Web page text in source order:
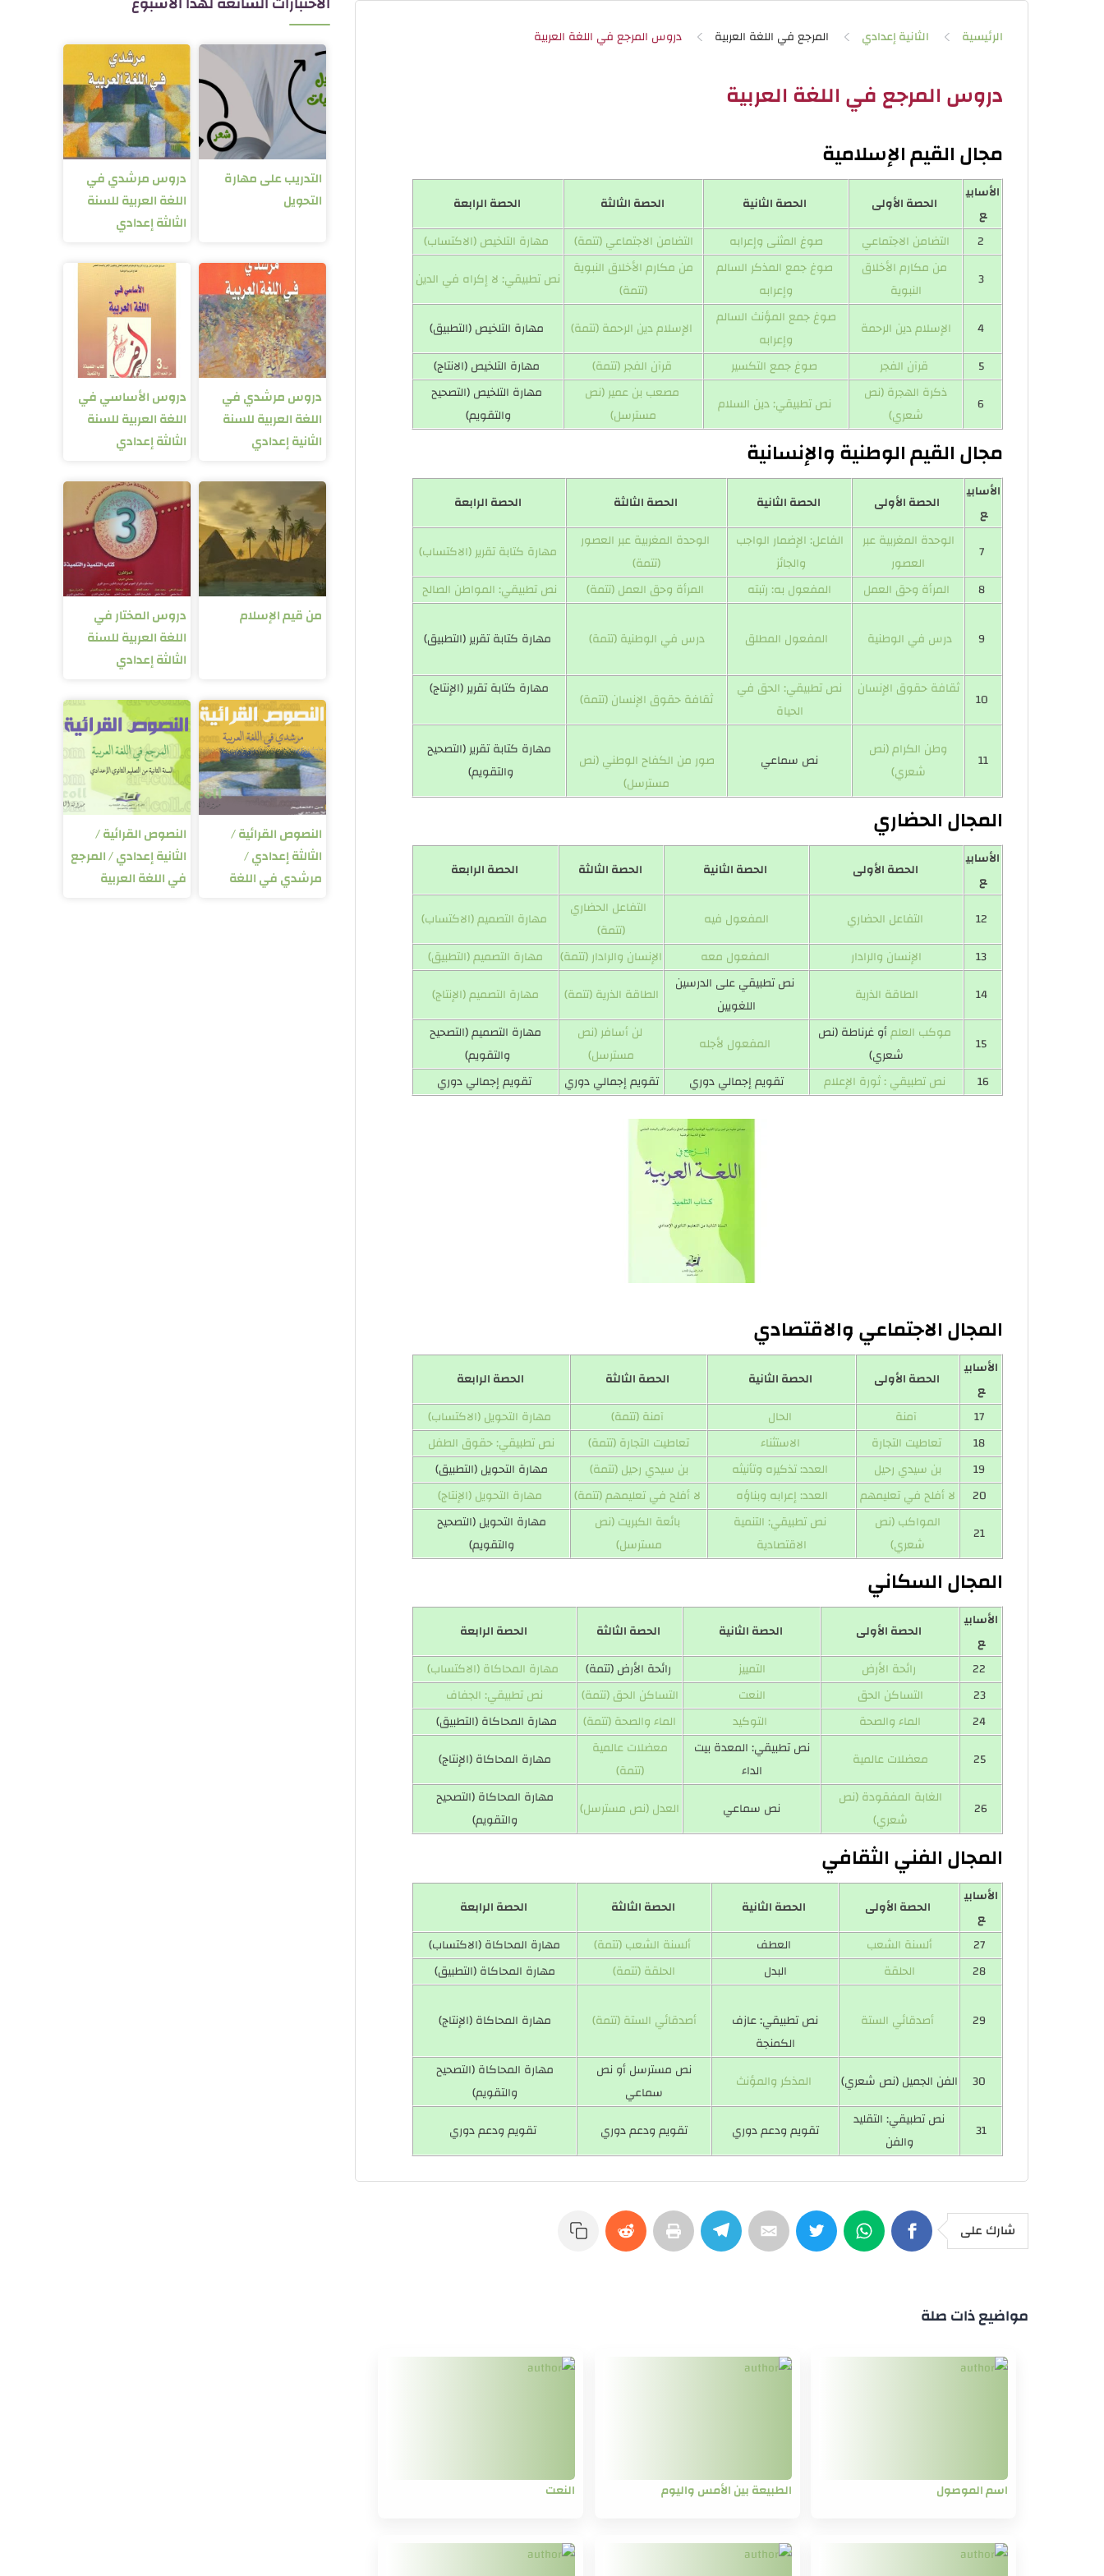
الرئيسية الثانية إعدادي المرجع في اللغة العربية
دروس المرجع في اللغة العربية
مجال القيم الإسلامية
الأسابي
ع
الحصة الأولى الحصة الثانية الحصة الثالثة
الحصة الرابعة
التضامن الاجتماعي صوغ المثنى وإعرابه التضامن الاجتماعي (تتمة)
مهارة التلخيص (الاكتساب)
3
من مكارم الأخلاق
النبوية
صوغ جمع المذكر السالم
وإعرابه
من مكارم الأخلاق النبوية
(تتمة)
نص تطبيقي: لا إكراه في الدين
الإسلام دين الرحمة
صوغ جمع المؤنث السالم
وإعرابه
الإسلام دين الرحمة (تتمة)
مهارة التلخيص (التطبيق)
5
قرآن الفجر صوغ جمع التكسير قرآن الفجر (تتمة)
مهارة التلخيص (الانتاج)
ذكرة الهجرة (نص
شعري)
نص تطبيقي: دين السلام
مصعب بن عمير (نص
مسترسل)
مهارة التلخيص (التصحيح
والتقويم)
مجال القيم الوطنية والإنسانية
الأسابي
ع
الحصة الأولى الحصة الثانية الحصة الثالثة الحصة الرابعة
الوحدة المغربية عبر
العصور
الفاعل: الإضمار الواجب
والجائز
الوحدة المغربية عبر العصور
(تتمة)
مهارة كتابة تقرير (الاكتساب)
المرأة وحق العمل المفعول به: رتبته المرأة وحق العمل (تتمة) نص تطبيقي: المواطن الصالح
درس في الوطنية المفعول المطلق درس في الوطنية (تتمة) مهارة كتابة تقرير (التطبيق)
ثقافة حقوق الإنسان
نص تطبيقي: الحق في
الحياة
ثقافة حقوق الإنسان (تتمة)
مهارة كتابة تقرير (الإنتاج)
11
وطن الكرام (نص
شعري)
نص سماعي
صور من الكفاح الوطني (نص
مسترسل)
مهارة كتابة تقرير (التصحيح
والتقويم)
المجال الحضاري
الأسابي
ع
الحصة الأولى الحصة الثانية الحصة الثالثة الحصة الرابعة
التفاعل الحضاري المفعول فيه
التفاعل الحضاري
(تتمة)
مهارة التصميم (الاكتساب)
الإنسان والرادار المفعول معه الإنسان والرادار (تتمة)
مهارة التصميم (التطبيق)
14
الطاقة الذرية
نص تطبيقي على الدرسين
اللغويين
الطاقة الذرية (تتمة) مهارة التصميم (الإنتاج)
موكب العلمأو غرناطة (نص
شعري)
المفعول لأجله
لن أسافر (نص
مسترسل)
مهارة التصميم (التصحيح
والتقويم)
16
نص تطبيقي : ثورة الإعلام تقويم إجمالي دوري تقويم إجمالي دوري تقويم إجمالي دوري
المجال الاجتماعي والاقتصادي
الأسابي
ع
الحصة الأولى الحصة الثانية الحصة الثالثة
الحصة الرابعة
آمنة الحال آمنة (تتمة)
مهارة التحويل (الاكتساب)
تعاطيت التجارة الاستثناء تعاطيت التجارة (تتمة)
نص تطبيقي: حقوق الطفل
بن سيدي رحيل العدد: تذكيره وتأنيثه بن سيدي رحيل (تتمة)
مهارة التحويل (التطبيق)
لا أفلح في تعليمهم العدد: إعرابه وبناؤه لا أفلح في تعليمهم (تتمة)
مهارة التحويل (الإنتاج)
المواكب (نص
شعري)
نص تطبيقي: التنمية
الاقتصادية
بائعة الكبريت (نص
مسترسل)
مهارة التحويل (التصحيح
والتقويم)
المجال السكاني
الأسابي
ع
الحصة الأولى الحصة الثانية الحصة الثالثة
الحصة الرابعة
رائحة الأرض التمييز رائحة الأرض (تتمة)
مهارة المحاكاة (الاكتساب)
23
التساكن الحق النعت التساكن الحق (تتمة)
نص تطبيقي: الجفاف
الماء والصحة التوكيد الماء والصحة (تتمة)
مهارة المحاكاة (التطبيق)
25
معضلات عالمية
نص تطبيقي: المعدة بيت
الداء
معضلات عالمية
(تتمة)
مهارة المحاكاة (الإنتاج)
26
الغابة المفقودة (نص
شعري)
نص سماعي العدل (نص مسترسل)
مهارة المحاكاة (التصحيح
والتقويم)
المجال الفني الثقافي
الأسابي
ع
الحصة الأولى الحصة الثانية الحصة الثالثة
الحصة الرابعة
ألسنة الشعب العطف ألسنة الشعب (تتمة)
مهارة المحاكاة (الاكتساب)
الحلقة البدل الحلقة (تتمة) مهارة المحاكاة (التطبيق)
أصدقائي الستة
نص تطبيقي: عازف
الكمنجة
أصدقائي الستة (تتمة) مهارة المحاكاة (الإنتاج)
الفن الجميل (نص شعري) المذكر والمؤنث
نص مسترسل أو نص
سماعي
مهارة المحاكاة (التصحيح
والتقويم)
31
نص تطبيقي: التقليد
والفن
تقويم ودعم دوري تقويم ودعم دوري تقويم ودعم دوري
شارك على
مواضيع ذات صلة
اسم الموصول الطبيعة بين الأمس واليوم النعت
التدريب على مهارة
التحويل
دروس مرشدي في
اللغة العربية للسنة
الثالثة إعدادي
دروس مرشدي في
اللغة العربية للسنة
الثانية إعدادي
دروس الأساسي في
اللغة العربية للسنة
الثالثة إعدادي
من قيم الإسلام
دروس المختار في
اللغة العربية للسنة
الثالثة إعدادي
النصوص القرائية /
الثالثة إعدادي /
مرشدي في اللغة
النصوص القرائية /
الثانية إعدادي / المرجع
في اللغة العربية